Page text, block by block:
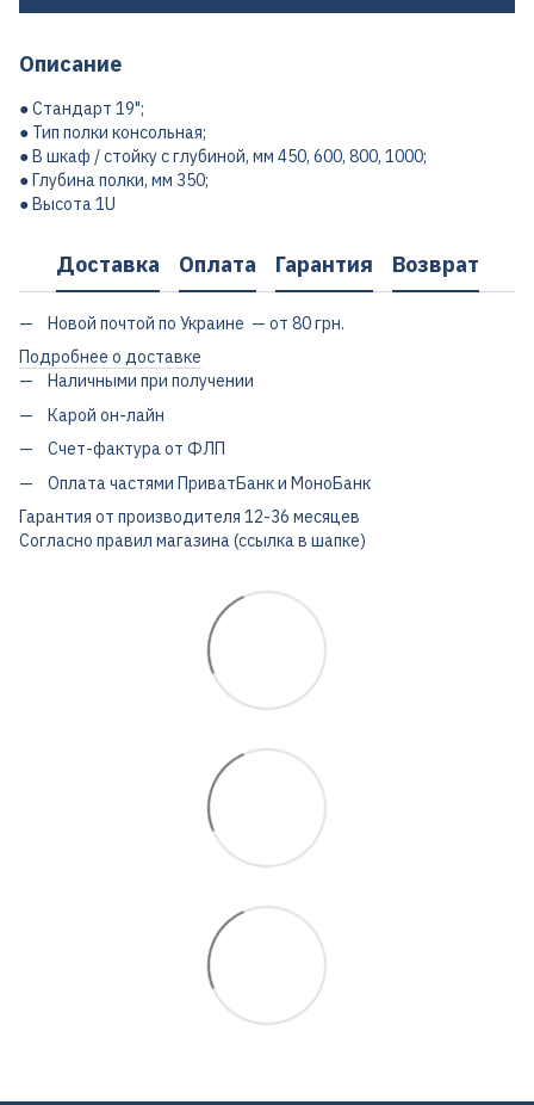
Описание
● Стандарт 19";
● Тип полки консольная;
● В шкаф / стойку с глубиной, мм 450, 600, 800, 1000;
● Глубина полки, мм 350;
● Высота 1U
Доставка Оплата Гарантия Возврат
Новой почтой по Украине — от 80 грн.
Подробнее о доставке
Наличными при получении
Карой он-лайн
Счет-фактура от ФЛП
Оплата частями ПриватБанк и МоноБанк
Гарантия от производителя 12-36 месяцев
Согласно правил магазина (ссылка в шапке)